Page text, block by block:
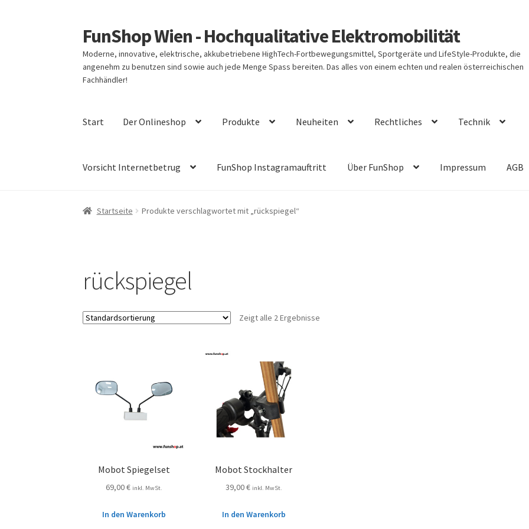
Zur
Navigation
springen
Zum
Inhalt
springen
FunShop Wien - Hochqualitative Elektromobilität
Moderne, innovative, elektrische, akkubetriebene HighTech-Fortbewegungsmittel, Sportgeräte und LifeStyle-Produkte, die
angenehm zu benutzen sind sowie auch jede Menge Spass bereiten. Das alles von einem echten und realen österreichischen
Fachhändler!
Start Der Onlineshop Produkte Neuheiten Rechtliches Technik
Vorsicht Internetbetrug FunShop Instagramauftritt Über FunShop Impressum AGB
Startseite Produkte verschlagwortet mit „rückspiegel“
rückspiegel
Zeigt alle 2 Ergebnisse
Mobot Spiegelset
69,00€ inkl. MwSt.
In den Warenkorb
Mobot Stockhalter
39,00€ inkl. MwSt.
In den Warenkorb